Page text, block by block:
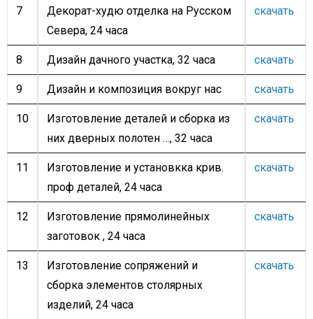
7
Декорат-худю отделка на Русском
Севера, 24 часа
скачать
8 Дизайн дачного участка, 32 часа скачать
9 Дизайн и композиция вокруг нас скачать
10
Изготовление деталей и сборка из
них дверных полотен …, 32 часа
скачать
11
Изготовление и установкка крив.
проф деталей, 24 часа
скачать
12
Изготовление прямолинейных
заготовок , 24 часа
скачать
13
Изготовление сопряжений и
сборка элементов столярных
изделий, 24 часа
скачать